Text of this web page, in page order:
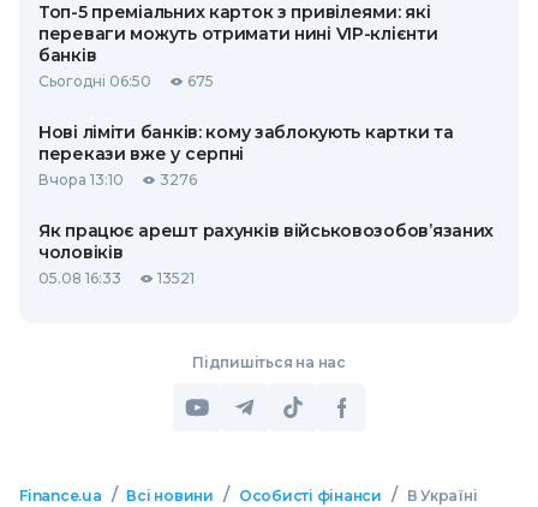
Топ-5 преміальних карток з привілеями: які
переваги можуть отримати нині VIP-клієнти
банків
Сьогодні 06:50 675
Нові ліміти банків: кому заблокують картки та
перекази вже у серпні
Вчора 13:10 3276
Як працює арешт рахунків військовозобов’язаних
чоловіків
05.08 16:33 13521
Підпишіться на нас
Finance.ua / Всі новини / Особисті фінанси /
В Україні